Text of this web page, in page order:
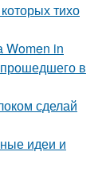
тихо
Women in
в
сделай
идеи и